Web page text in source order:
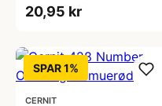
20,95 kr
SPAR 1%
CERNIT